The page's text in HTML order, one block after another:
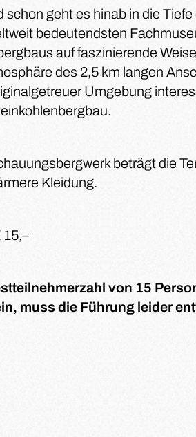
schon geht es hinab in die
bedeutendsten
auf faszinierende
des 2,5 km langen
Umgebung
beträgt die
Kleidung.
15,–
von 15
muss die Führung leider